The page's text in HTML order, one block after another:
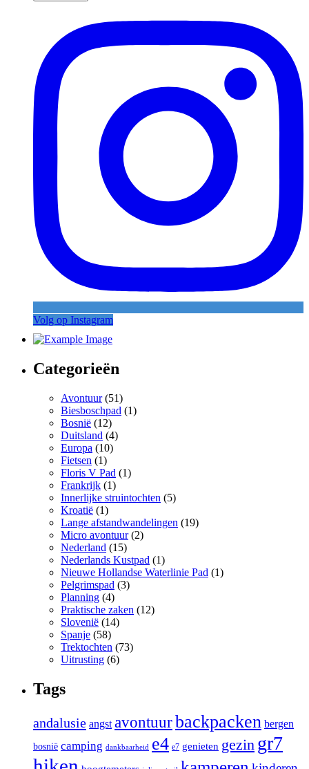
Volg op Instagram
Categorieën
Avontuur(51)
Biesboschpad (1)
Bosnië (12)
Duitsland (4)
Europa (10)
Fietsen (1)
Floris V Pad (1)
Frankrijk (1)
Innerlijke struintochten (5)
Kroatië (1)
Lange afstandwandelingen (19)
Micro avontuur(2)
Nederland (15)
Nederlands Kustpad (1)
Nieuwe Hollandse Waterlinie Pad (1)
Pelgrimspad (3)
Planning (4)
Praktische zaken (12)
Slovenië (14)
Spanje (58)
Trektochten (73)
Uitrusting (6)
Tags
andalusie angst avontuurbackpacken bergen
bosnië camping dankbaarheid e4 e7 genieten gezin gr7